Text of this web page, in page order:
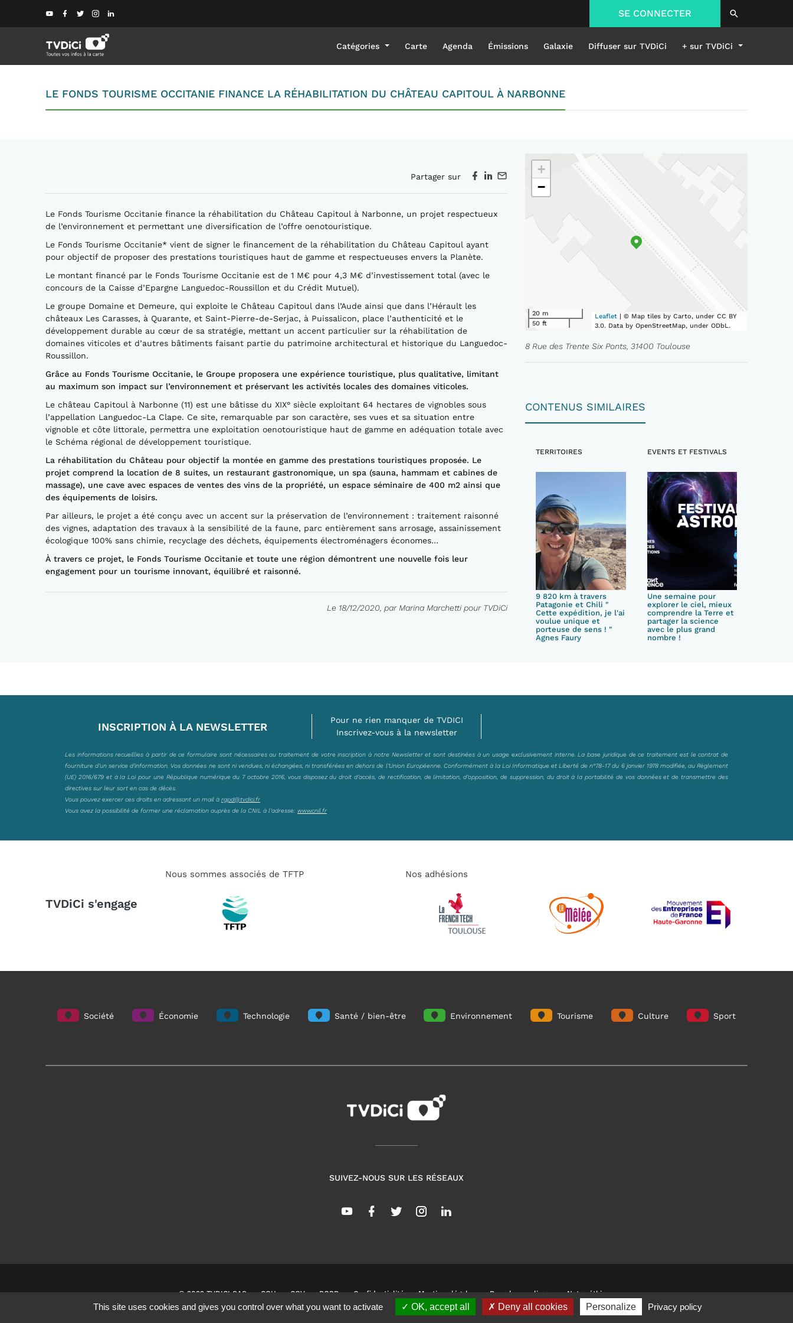
SE CONNECTER
Catégories Carte Agenda Émissions Galaxie Diffuser sur TVDiCi + sur TVDiCi
LE FONDS TOURISME OCCITANIE FINANCE LA RÉHABILITATION DU CHÂTEAU CAPITOUL À NARBONNE
Partager sur
Le Fonds Tourisme Occitanie finance la réhabilitation du Château Capitoul à Narbonne, un projet respectueux
de l’environnement et permettant une diversification de l’offre oenotouristique.
Le Fonds Tourisme Occitanie* vient de signer le financement de la réhabilitation du Château Capitoul ayant
pour objectif de proposer des prestations touristiques haut de gamme et respectueuses envers la Planète.
Le montant financé par le Fonds Tourisme Occitanie est de 1 M€ pour 4,3 M€ d’investissement total (avec le
concours de la Caisse d’Epargne Languedoc-Roussillon et du Crédit Mutuel).
Le groupe Domaine et Demeure, qui exploite le Château Capitoul dans l’Aude ainsi que dans l’Hérault les
châteaux Les Carasses, à Quarante, et Saint-Pierre-de-Serjac, à Puissalicon, place l’authenticité et le
développement durable au cœur de sa stratégie, mettant un accent particulier sur la réhabilitation de
domaines viticoles et d’autres bâtiments faisant partie du patrimoine architectural et historique du Languedoc-
Roussillon.
Grâce au Fonds Tourisme Occitanie, le Groupe proposera une expérience touristique, plus qualitative, limitant
au maximum son impact sur l’environnement et préservant les activités locales des domaines viticoles.
Le château Capitoul à Narbonne (11) est une bâtisse du XIX° siècle exploitant 64 hectares de vignobles sous
l’appellation Languedoc-La Clape. Ce site, remarquable par son caractère, ses vues et sa situation entre
vignoble et côte littorale, permettra une exploitation oenotouristique haut de gamme en adéquation totale avec
le Schéma régional de développement touristique.
La réhabilitation du Château pour objectif la montée en gamme des prestations touristiques proposée. Le
projet comprend la location de 8 suites, un restaurant gastronomique, un spa (sauna, hammam et cabines de
massage), une cave avec espaces de ventes des vins de la propriété, un espace séminaire de 400 m2 ainsi que
des équipements de loisirs.
Par ailleurs, le projet a été conçu avec un accent sur la préservation de l’environnement : traitement raisonné
des vignes, adaptation des travaux à la sensibilité de la faune, parc entièrement sans arrosage, assainissement
écologique 100% sans chimie, recyclage des déchets, équipements électroménagers économes…
À travers ce projet, le Fonds Tourisme Occitanie et toute une région démontrent une nouvelle fois leur
engagement pour un tourisme innovant, équilibré et raisonné.
Le 18/12/2020, par Marina Marchetti pour TVDiCi
+
−
20 m
50 ft
Leaflet | © Map tiles by Carto, under CC BY
3.0. Data by OpenStreetMap, under ODbL.
8 Rue des Trente Six Ponts, 31400 Toulouse
CONTENUS SIMILAIRES
TERRITOIRES
9 820 km à travers
Patagonie et Chili "
Cette expédition, je l'ai
voulue unique et
porteuse de sens ! "
Agnes Faury
EVENTS ET FESTIVALS
Une semaine pour
explorer le ciel, mieux
comprendre la Terre et
partager la science
avec le plus grand
nombre !
INSCRIPTION À LA NEWSLETTER
Pour ne rien manquer de TVDICI
Inscrivez-vous à la newsletter
Les informations recueillies à partir de ce formulaire sont nécessaires au traitement de votre inscription à notre Newsletter et sont destinées à un usage exclusivement interne. La base juridique de ce traitement est le contrat de
fourniture d’un service d’information. Vos données ne sont ni vendues, ni échangées, ni transférées en dehors de l’Union Européenne. Conformément à la Loi Informatique et Liberté de n°78-17 du 6 janvier 1978 modifiée, au Règlement
(UE) 2016/679 et à la Loi pour une République numérique du 7 octobre 2016, vous disposez du droit d’accès, de rectification, de limitation, d’opposition, de suppression, du droit à la portabilité de vos données et de transmettre des
directives sur leur sort en cas de décès.
Vous pouvez exercer ces droits en adressant un mail à rgpd@tvdici.fr
Vous avez la possibilité de former une réclamation auprès de la CNIL à l’adresse: www.cnil.fr
TVDiCi s'engage
Nous sommes associés de TFTP Nos adhésions
Société Économie Technologie Santé / bien-être Environnement Tourisme Culture Sport
SUIVEZ-NOUS SUR LES RÉSEAUX
© 2022 TVDICI SAS CGU CGV RGPD Confidentialité Mentions légales Dans les coulisses Notre éthique
This site uses cookies and gives you control over what you want to activate OK, accept all Deny all cookies Personalize Privacy policy